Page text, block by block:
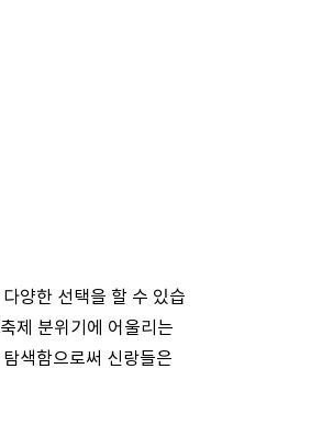
양한 선택을 할 수 있습
제 분위기에 어울리는
색함으로써 신랑들은